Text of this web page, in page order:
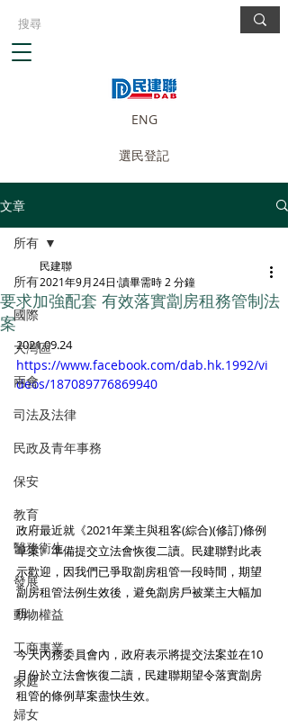
ENG
選民登記
文章
所有
國際
大灣區
兩會
司法及法律
民政及青年事務
保安
教育
醫務衛生
發展
動物權益
工商專業
家庭
婦女
所有
要求加強配套 有效落實劏房租務管制法
案
民建聯
2021年9月24日 讀畢需時 2 分鐘
2021.09.24
https://www.facebook.com/dab.hk.1992/vi
deos/187089776869940
政府最近就《2021年業主與租客(綜合)(修訂)條例
草案》準備提交立法會恢復二讀。民建聯對此表
示歡迎，因我們已爭取劏房租管一段時間，期望
劏房租管法例生效後，避免劏房戶被業主大幅加
租。
今天內務委員會內，政府表示將提交法案並在10
月份於立法會恢復二讀，民建聯期望令落實劏房
租管的條例草案盡快生效。